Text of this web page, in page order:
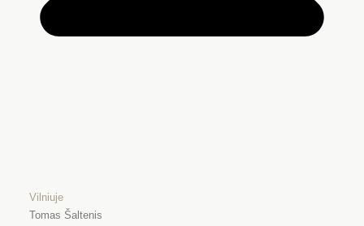
Vilniuje
Tomas Šaltenis